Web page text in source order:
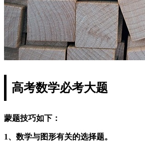
高考数学必考大题
蒙题技巧如下：
1、数学与图形有关的选择题。